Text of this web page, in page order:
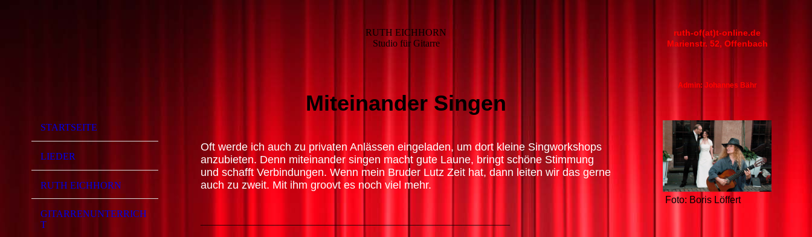
STARTSEITE
LIEDER
RUTH EICHHORN
GITARRENUNTERRICH
T
RUTH EICHHORN
Studio für Gitarre
Miteinander Singen
Oft werde ich auch zu privaten Anlässen eingeladen, um dort kleine Singworkshops
anzubieten. Denn miteinander singen macht gute Laune, bringt schöne Stimmung
und schafft Verbindungen. Wenn mein Bruder Lutz Zeit hat, dann leiten wir das gerne
auch zu zweit. Mit ihm groovt es noch viel mehr.
ruth-of(at)t-online.de
Marienstr. 52, Offenbach
Admin: Johannes Bähr
Foto: Boris Löffert